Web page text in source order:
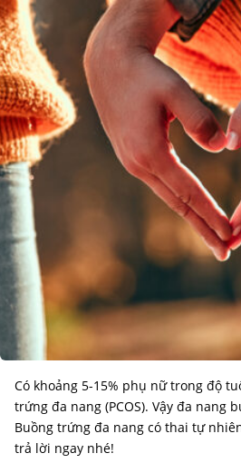
Có khoảng 5-15% phụ nữ trong độ
trứng đa nang (PCOS). Vậy đa nang
Buồng trứng đa nang có thai tự